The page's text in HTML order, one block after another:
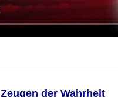
Zeugen der Wahrheit